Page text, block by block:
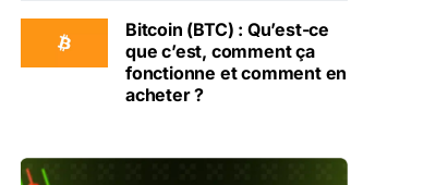
Bitcoin (BTC) : Qu’est-ce
que c’est, comment ça
fonctionne et comment en
acheter ?